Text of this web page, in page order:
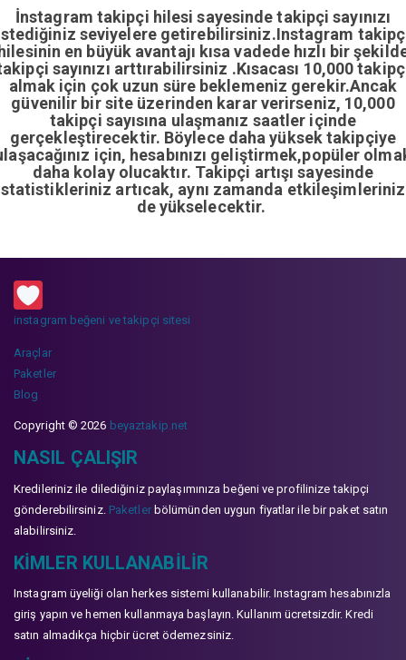
İnstagram takipçi hilesi sayesinde takipçi sayınızı
seviyelere getirebilirsiniz.Instagram
en büyük avantajı kısa vadede hızlı bir
sayınızı arttırabilirsiniz .Kısacası 10,000
almak için çok uzun süre beklemeniz gerekir.Ancak
güvenilir bir site üzerinden karar verirseniz, 10,000
takipçi sayısına ulaşmanız saatler içinde
gerçekleştirecektir. Böylece daha yüksek takipçiye
için, hesabınızı geliştirmek,popüler
daha kolay olucaktır. Takipçi artışı sayesinde
artıcak, aynı zamanda
de yükselecektir.
instagram beğeni ve takipçi sitesi
Araçlar
Paketler
Blog
Copyright © 2026 beyaztakip.net
NASIL ÇALIŞIR
Kredileriniz ile dilediğiniz paylaşımınıza beğeni ve profilinize takipçi
gönderebilirsiniz. Paketlerbölümünden uygun fiyatlar ile bir paket satın
alabilirsiniz.
KIMLER KULLANABILIR
Instagram üyeliği olan herkes sistemi kullanabilir. Instagram hesabınızla
giriş yapın ve hemen kullanmaya başlayın. Kullanım ücretsizdir. Kredi
satın almadıkça hiçbir ücret ödemezsiniz.